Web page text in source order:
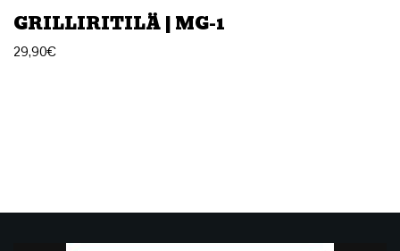
GRILLIRITILÄ | MG-1
29,90€